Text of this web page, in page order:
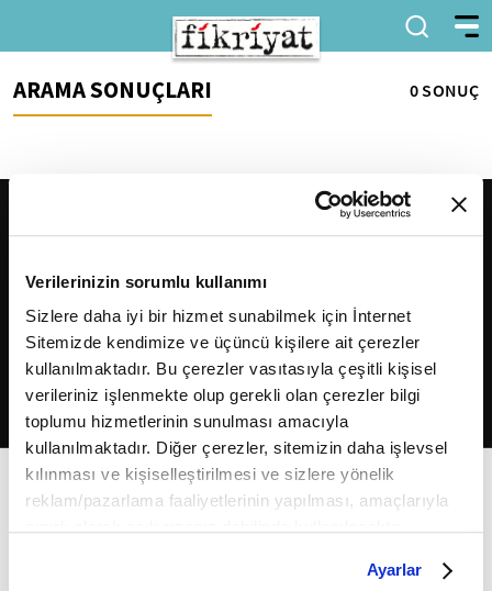
Verilerinizin sorumlu kullanımı
Sizlere daha iyi bir hizmet sunabilmek için İnternet
Sitemizde kendimize ve üçüncü kişilere ait çerezler
kullanılmaktadır. Bu çerezler vasıtasıyla çeşitli kişisel
verileriniz işlenmekte olup gerekli olan çerezler bilgi
toplumu hizmetlerinin sunulması amacıyla
kullanılmaktadır. Diğer çerezler, sitemizin daha işlevsel
kılınması ve kişiselleştirilmesi ve sizlere yönelik
reklam/pazarlama faaliyetlerinin yapılması, amaçlarıyla
belirleyebilirsiniz. Çerezlere ilişkin detaylı bilgi için
Ayarlar
ARAMA SONUÇLARI 0 SONUÇ
2026Fikriyat. Tüm hakları saklıdır.